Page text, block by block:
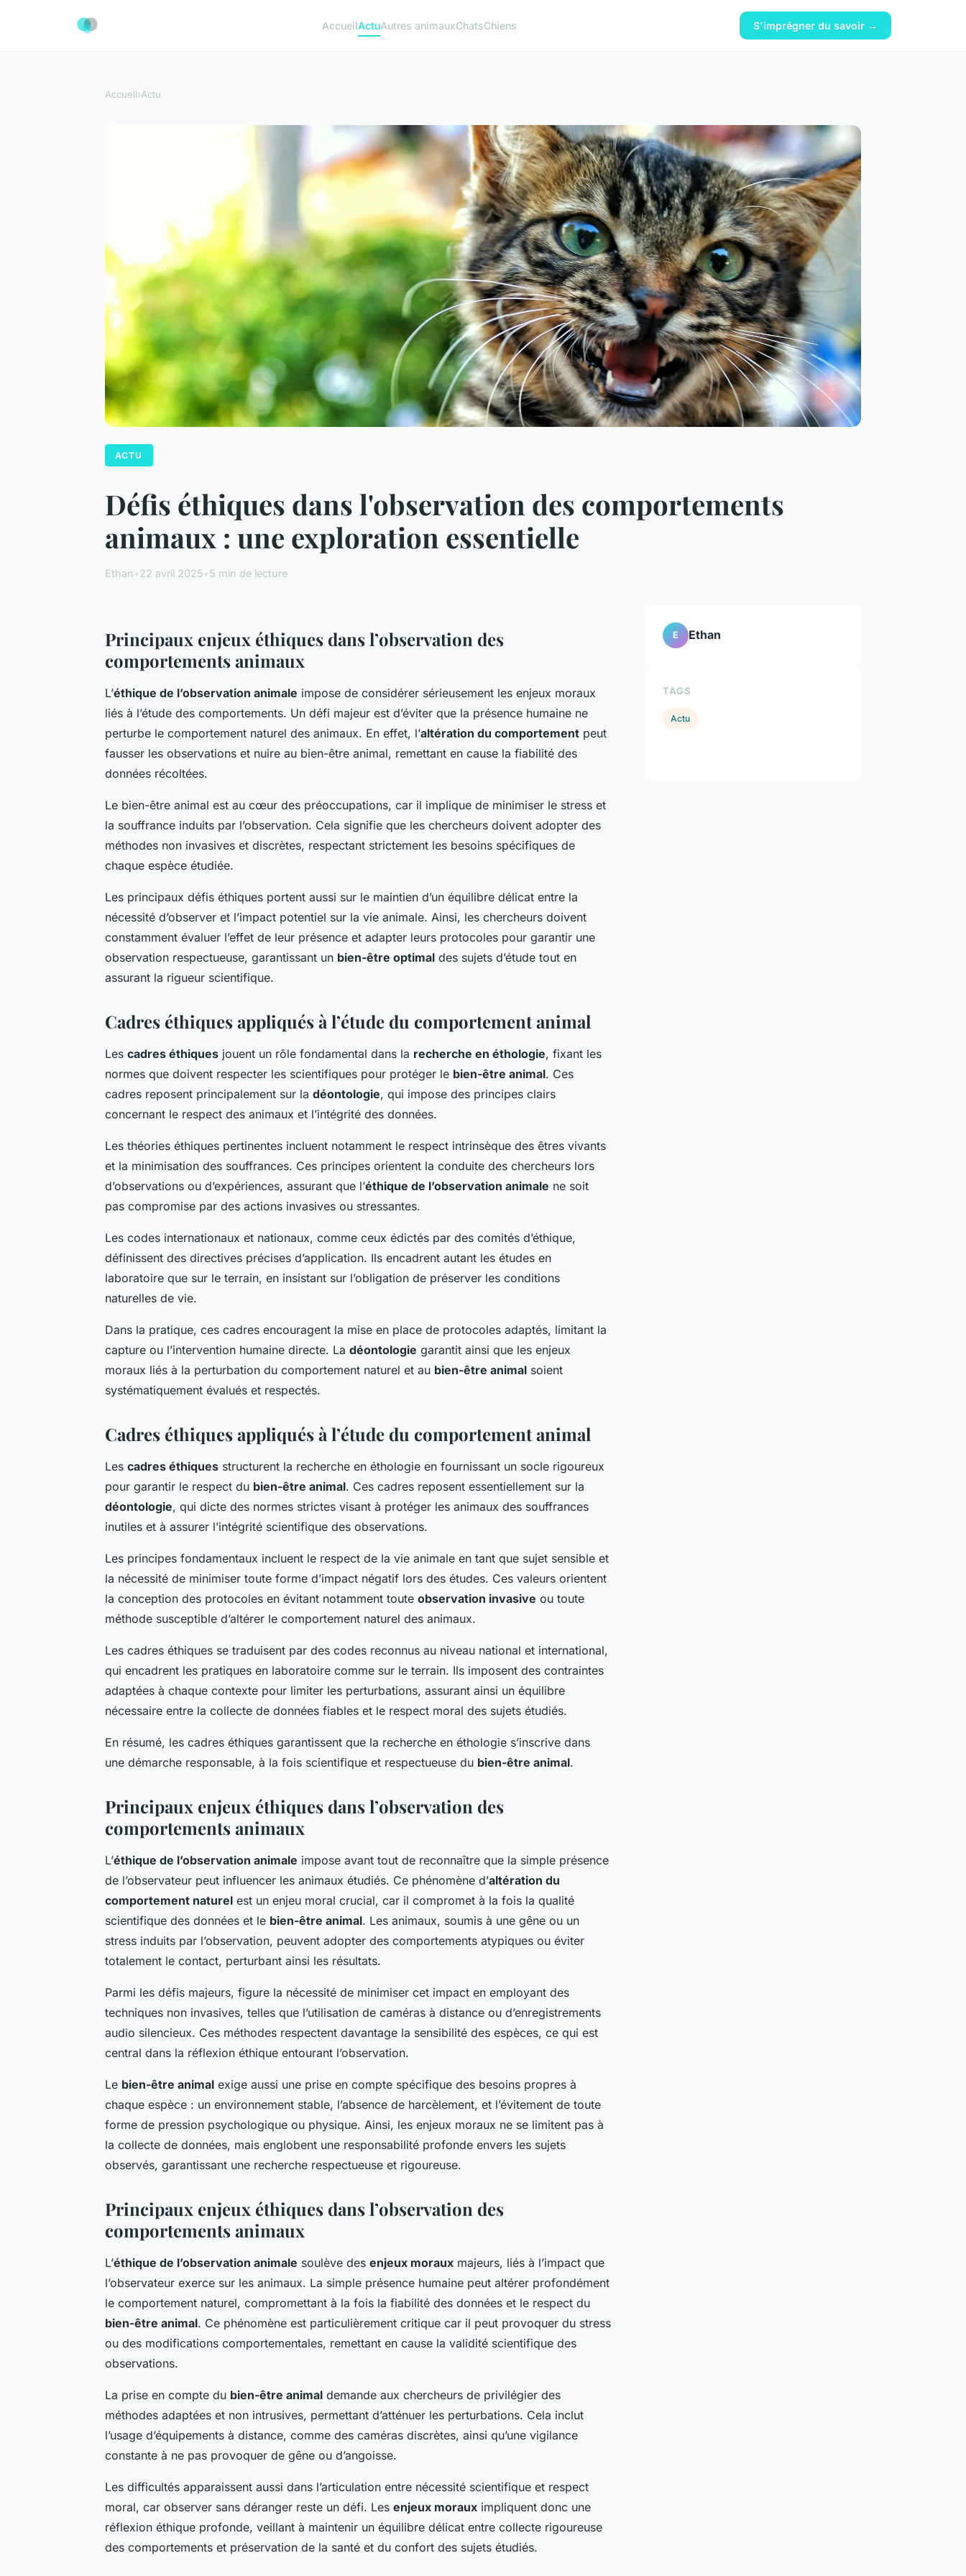
AccueilActuAutres animauxChatsChiens S'imprégner du savoir →
Accueil›Actu
ACTU
Défis éthiques dans l'observation des comportements
animaux : une exploration essentielle
Ethan•22 avril 2025•5 min de lecture
Principaux enjeux éthiques dans l’observation des
comportements animaux
L’éthique de l’observation animale impose de considérer sérieusement les enjeux moraux
liés à l’étude des comportements. Un défi majeur est d’éviter que la présence humaine ne
perturbe le comportement naturel des animaux. En effet, l’altération du comportement peut
fausser les observations et nuire au bien-être animal, remettant en cause la fiabilité des
données récoltées.
Le bien-être animal est au cœur des préoccupations, car il implique de minimiser le stress et
la souffrance induits par l’observation. Cela signifie que les chercheurs doivent adopter des
méthodes non invasives et discrètes, respectant strictement les besoins spécifiques de
chaque espèce étudiée.
Les principaux défis éthiques portent aussi sur le maintien d’un équilibre délicat entre la
nécessité d’observer et l’impact potentiel sur la vie animale. Ainsi, les chercheurs doivent
constamment évaluer l’effet de leur présence et adapter leurs protocoles pour garantir une
observation respectueuse, garantissant un bien-être optimal des sujets d’étude tout en
assurant la rigueur scientifique.
Cadres éthiques appliqués à l’étude du comportement animal
Les cadres éthiques jouent un rôle fondamental dans la recherche en éthologie, fixant les
normes que doivent respecter les scientifiques pour protéger le bien-être animal. Ces
cadres reposent principalement sur la déontologie, qui impose des principes clairs
concernant le respect des animaux et l’intégrité des données.
Les théories éthiques pertinentes incluent notamment le respect intrinsèque des êtres vivants
et la minimisation des souffrances. Ces principes orientent la conduite des chercheurs lors
d’observations ou d’expériences, assurant que l’éthique de l’observation animale ne soit
pas compromise par des actions invasives ou stressantes.
Les codes internationaux et nationaux, comme ceux édictés par des comités d’éthique,
définissent des directives précises d’application. Ils encadrent autant les études en
laboratoire que sur le terrain, en insistant sur l’obligation de préserver les conditions
naturelles de vie.
Dans la pratique, ces cadres encouragent la mise en place de protocoles adaptés, limitant la
capture ou l’intervention humaine directe. La déontologie garantit ainsi que les enjeux
moraux liés à la perturbation du comportement naturel et au bien-être animal soient
systématiquement évalués et respectés.
Cadres éthiques appliqués à l’étude du comportement animal
Les cadres éthiques structurent la recherche en éthologie en fournissant un socle rigoureux
pour garantir le respect du bien-être animal. Ces cadres reposent essentiellement sur la
déontologie, qui dicte des normes strictes visant à protéger les animaux des souffrances
inutiles et à assurer l’intégrité scientifique des observations.
Les principes fondamentaux incluent le respect de la vie animale en tant que sujet sensible et
la nécessité de minimiser toute forme d’impact négatif lors des études. Ces valeurs orientent
la conception des protocoles en évitant notamment toute observation invasive ou toute
méthode susceptible d’altérer le comportement naturel des animaux.
Les cadres éthiques se traduisent par des codes reconnus au niveau national et international,
qui encadrent les pratiques en laboratoire comme sur le terrain. Ils imposent des contraintes
adaptées à chaque contexte pour limiter les perturbations, assurant ainsi un équilibre
nécessaire entre la collecte de données fiables et le respect moral des sujets étudiés.
En résumé, les cadres éthiques garantissent que la recherche en éthologie s’inscrive dans
une démarche responsable, à la fois scientifique et respectueuse du bien-être animal.
Principaux enjeux éthiques dans l’observation des
comportements animaux
L’éthique de l’observation animale impose avant tout de reconnaître que la simple présence
de l’observateur peut influencer les animaux étudiés. Ce phénomène d’altération du
comportement naturel est un enjeu moral crucial, car il compromet à la fois la qualité
scientifique des données et le bien-être animal. Les animaux, soumis à une gêne ou un
stress induits par l’observation, peuvent adopter des comportements atypiques ou éviter
totalement le contact, perturbant ainsi les résultats.
Parmi les défis majeurs, figure la nécessité de minimiser cet impact en employant des
techniques non invasives, telles que l’utilisation de caméras à distance ou d’enregistrements
audio silencieux. Ces méthodes respectent davantage la sensibilité des espèces, ce qui est
central dans la réflexion éthique entourant l’observation.
Le bien-être animal exige aussi une prise en compte spécifique des besoins propres à
chaque espèce : un environnement stable, l’absence de harcèlement, et l’évitement de toute
forme de pression psychologique ou physique. Ainsi, les enjeux moraux ne se limitent pas à
la collecte de données, mais englobent une responsabilité profonde envers les sujets
observés, garantissant une recherche respectueuse et rigoureuse.
Principaux enjeux éthiques dans l’observation des
comportements animaux
L’éthique de l’observation animale soulève des enjeux moraux majeurs, liés à l’impact que
l’observateur exerce sur les animaux. La simple présence humaine peut altérer profondément
le comportement naturel, compromettant à la fois la fiabilité des données et le respect du
bien-être animal. Ce phénomène est particulièrement critique car il peut provoquer du stress
ou des modifications comportementales, remettant en cause la validité scientifique des
observations.
La prise en compte du bien-être animal demande aux chercheurs de privilégier des
méthodes adaptées et non intrusives, permettant d’atténuer les perturbations. Cela inclut
l’usage d’équipements à distance, comme des caméras discrètes, ainsi qu’une vigilance
constante à ne pas provoquer de gêne ou d’angoisse.
Les difficultés apparaissent aussi dans l’articulation entre nécessité scientifique et respect
moral, car observer sans déranger reste un défi. Les enjeux moraux impliquent donc une
réflexion éthique profonde, veillant à maintenir un équilibre délicat entre collecte rigoureuse
des comportements et préservation de la santé et du confort des sujets étudiés.
E Ethan
TAGS
Actu